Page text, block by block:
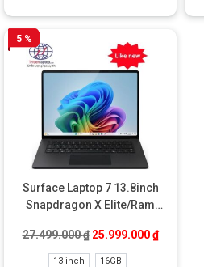
5 %
Surface Laptop 7 13.8inch
Snapdragon X Elite/Ram
27.499.000₫ Giá gốc là: 27.499.000
25.999.000₫Giá hiện
13 inch
16GB